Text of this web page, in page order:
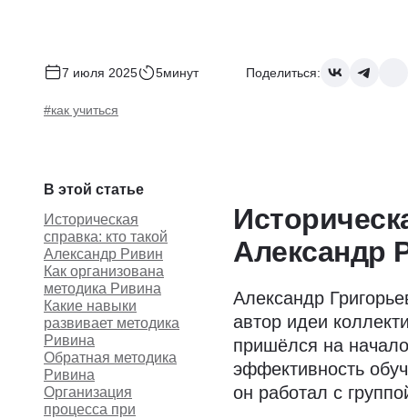
7 июля 2025 5минут Поделиться:
#как учиться
В этой статье
Историческая
справка: кто такой
Александр Ривин
Как организована
методика Ривина
Какие навыки
развивает методика
Ривина
Обратная методика
Ривина
Организация
процесса при
Александр
Александр
автор идеи
пришёлся на
эффективность
он работал с